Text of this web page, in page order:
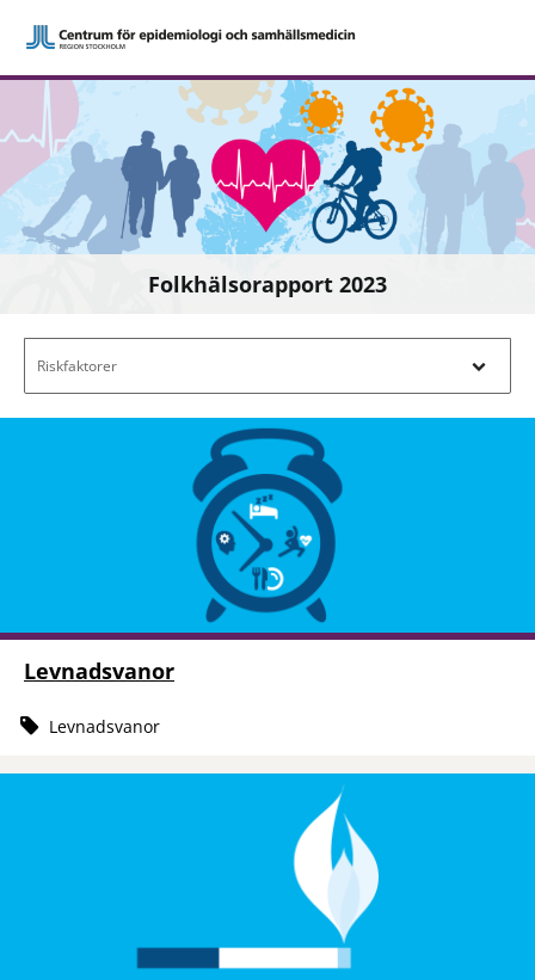
Folkhälsorapport 2023
Riskfaktorer
Levnadsvanor
Levnadsvanor